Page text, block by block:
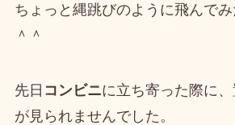
ちょっと縄跳びのように飛んで
＾＾
先日 コンビニに立ち寄った際に
が見られませんでした。